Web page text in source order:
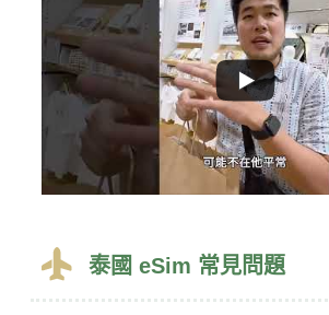
泰國 eSim 常見問題